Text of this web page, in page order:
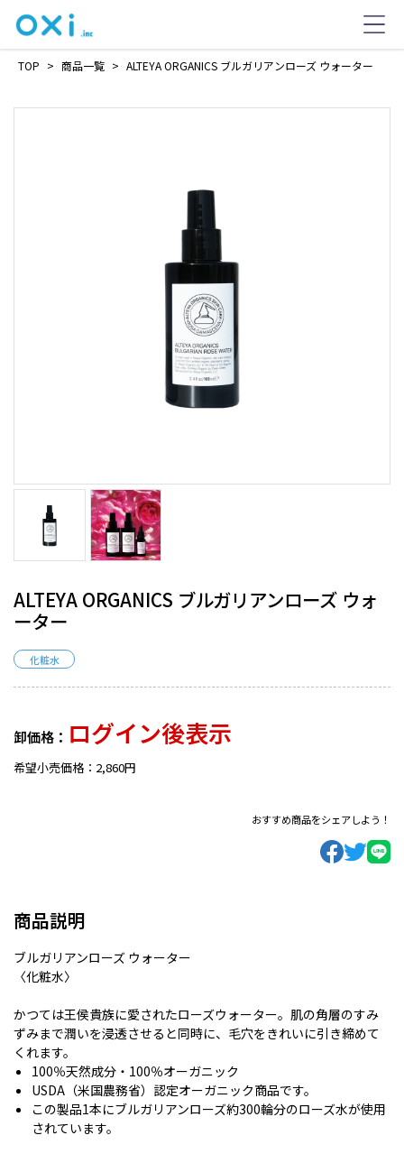
TOP > 商品一覧 > ALTEYA ORGANICS ブルガリアンローズ ウォーター
ALTEYA ORGANICS ブルガリアンローズ ウォ
ーター
化粧水
卸価格： ログイン後表示
希望小売価格：2,860円
おすすめ商品をシェアしよう！
商品説明
ブルガリアンローズ ウォーター
〈化粧水〉
かつては王侯貴族に愛されたローズウォーター。肌の角層のすみ
ずみまで潤いを浸透させると同時に、毛穴をきれいに引き締めて
くれます。
100％天然成分・100％オーガニック
USDA（米国農務省）認定オーガニック商品です。
この製品1本にブルガリアンローズ約300輪分のローズ水が使用
されています。